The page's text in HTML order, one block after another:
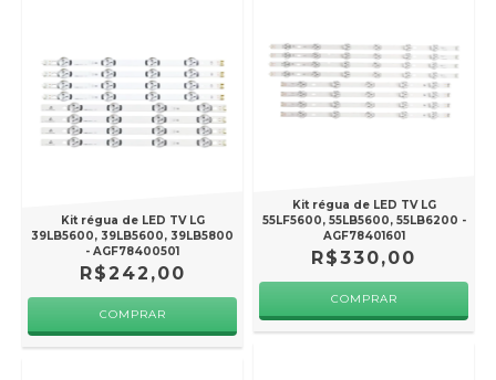
Kit régua de LED TV LG
39LB5600, 39LB5600, 39LB5800
- AGF78400501
R$242,00
Kit régua de LED TV LG
55LF5600, 55LB5600, 55LB6200 -
AGF78401601
R$330,00